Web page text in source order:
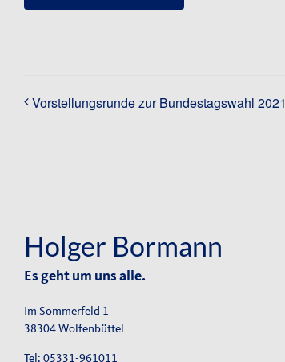
Vorstellungsrunde zur Bundestagswahl 2021
Holger Bormann
Es geht um uns alle.
Im Sommerfeld 1
38304 Wolfenbüttel
Tel: 05331-961011